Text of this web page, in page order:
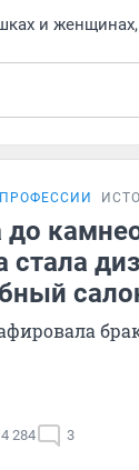
и
стала
4 284 3